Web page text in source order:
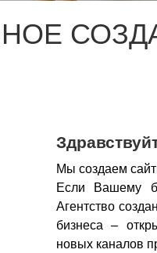
Мы создаем
Если Вашему
Агентство
бизнеса –
новых каналов